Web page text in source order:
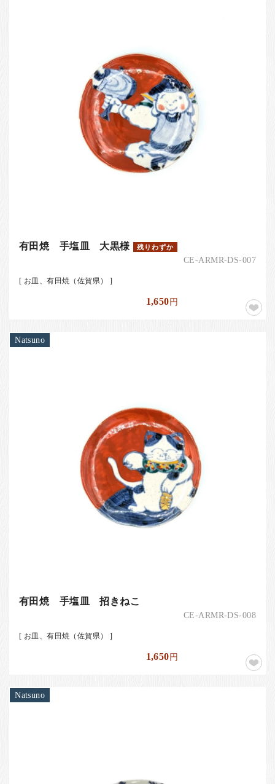
有田焼 手塩皿 大黒様 残りわずか
CE-ARMR-DS-007
[ お皿、有田焼（佐賀県） ]
1,650円
Natsuno
有田焼 手塩皿 招きねこ
CE-ARMR-DS-008
[ お皿、有田焼（佐賀県） ]
1,650円
Natsuno